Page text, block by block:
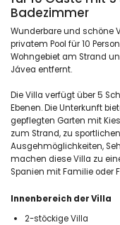
Badezimmer
Wunderbare und schöne
privatem Pool für 10
Wohngebiet am Strand
Jávea entfernt.
Die Villa verfügt über 5
Ebenen. Die Unterkunft
gepflegten Garten mit
zum Strand, zu
Ausgehmöglichkeiten,
machen diese Villa zu
Spanien mit Familie oder
Innenbereich der Villa
2-stöckige Villa